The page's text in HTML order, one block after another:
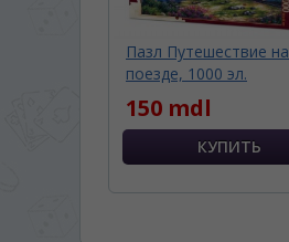
Пазл Путешествие на
поезде, 1000 эл.
150 mdl